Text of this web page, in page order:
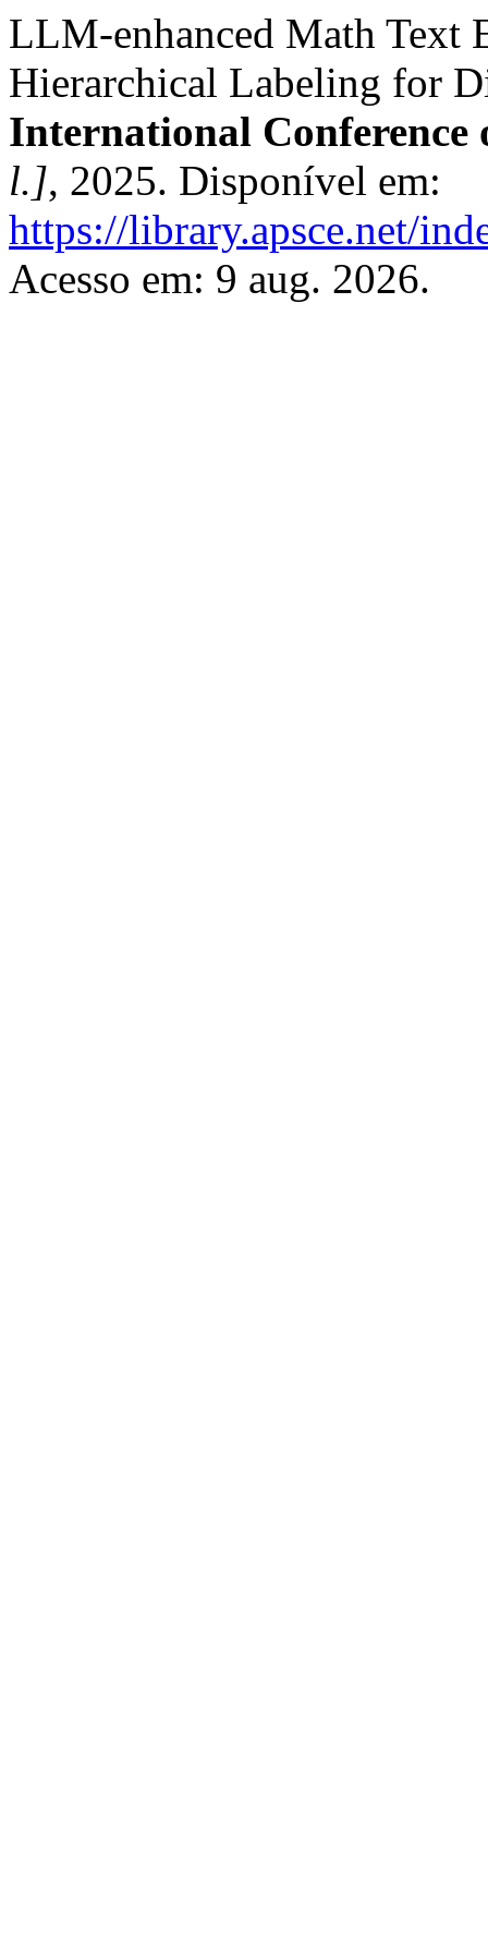
LLM-enhanced Math Text
Hierarchical Labeling for
International Conference
l.], 2025. Disponível em:
https://library.apsce.net/
Acesso em: 9 aug. 2026.